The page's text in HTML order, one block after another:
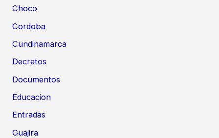
Choco
Cordoba
Cundinamarca
Decretos
Documentos
Educacion
Entradas
Guajira